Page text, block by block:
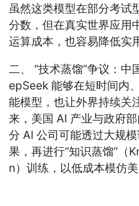
虽然这类模型在部分考试
分数，但在真实世界应用
运算成本，也容易降低实
二、 “技术蒸馏”争议：中
epSeek 能够在短时间内
能模型，也让外界持续关
来，美国 AI 产业与政府
分 AI 公司可能透过大规
果，再进行“知识蒸馏”
n）训练，以低成本模仿